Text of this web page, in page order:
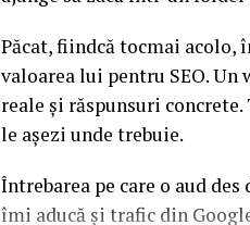
Păcat, fiindcă tocmai acolo,
valoarea lui pentru SEO.
reale și răspunsuri
le așezi unde trebuie.
Întrebarea pe care o aud
îmi aducă și trafic din